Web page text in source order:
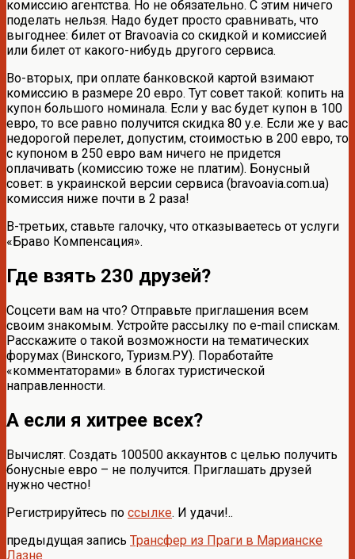
комиссию агентства. Но не обязательно. С этим ничего
поделать нельзя. Надо будет просто сравнивать, что
выгоднее: билет от Bravoavia со скидкой и комиссией
или билет от какого-нибудь другого сервиса.
Во-вторых, при оплате банковской картой взимают
комиссию в размере 20 евро. Тут совет такой: копить на
купон большого номинала. Если у вас будет купон в 100
евро, то все равно получится скидка 80 у.е. Если же у вас
недорогой перелет, допустим, стоимостью в 200 евро, то
с купоном в 250 евро вам ничего не придется
оплачивать (комиссию тоже не платим). Бонусный
совет: в украинской версии сервиса (bravoavia.com.ua)
комиссия ниже почти в 2 раза!
В-третьих, ставьте галочку, что отказываетесь от услуги
«Браво Компенсация».
Где взять 230 друзей?
Соцсети вам на что? Отправьте приглашения всем
своим знакомым. Устройте рассылку по e-mail спискам.
Расскажите о такой возможности на тематических
форумах (Винского, Туризм.РУ). Поработайте
«комментаторами» в блогах туристической
направленности.
А если я хитрее всех?
Вычислят. Создать 100500 аккаунтов с целью получить
бонусные евро – не получится. Приглашать друзей
нужно честно!
Регистрируйтесь по ссылке. И удачи!..
предыдущая запись Трансфер из Праги в Марианске
Лазне